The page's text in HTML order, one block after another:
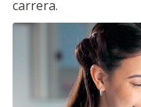
carrera.